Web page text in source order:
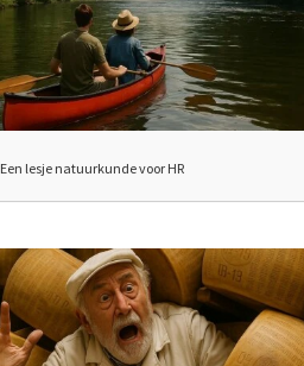
Een lesje natuurkunde voor HR